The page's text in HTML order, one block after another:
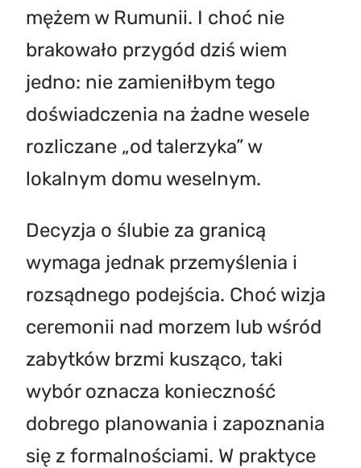
mężem w Rumunii. I choć nie
brakowało przygód dziś wiem
jedno: nie zamieniłbym tego
doświadczenia na żadne wesele
rozliczane „od talerzyka” w
lokalnym domu weselnym.
Decyzja o ślubie za granicą
wymaga jednak przemyślenia i
rozsądnego podejścia. Choć wizja
ceremonii nad morzem lub wśród
zabytków brzmi kusząco, taki
wybór oznacza konieczność
dobrego planowania i zapoznania
się z formalnościami. W praktyce